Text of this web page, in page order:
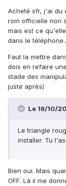
Acheté sfr, j'ai du
rom officielle non
mais est ce
dans le
Faut la mettre
dois en refaire
stade des
juste après)
Le 16/10/
Le triangle
installer. Tu
Bien oui. Mais
OFF. Là il me